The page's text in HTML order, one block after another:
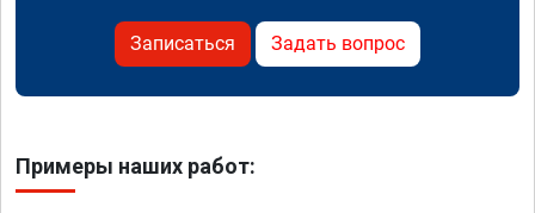
Записаться Задать вопрос
Примеры наших работ: